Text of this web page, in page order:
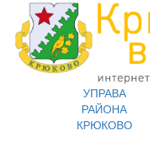
УПРАВА
РАЙОНА
КРЮКОВО